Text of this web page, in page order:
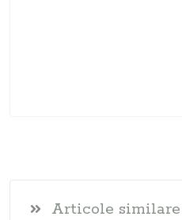
Articole similare